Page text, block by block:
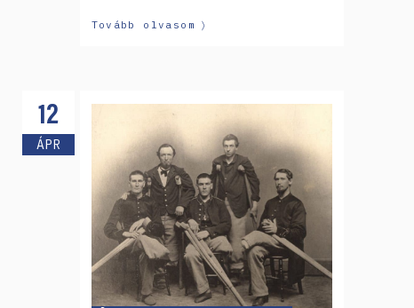
Tovább olvasom
12
ÁPR